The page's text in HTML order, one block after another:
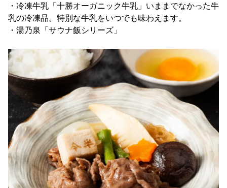
・冷凍牛乳「十勝オーガニック牛乳」いままでなかった牛
乳の冷凍品。特別な牛乳をいつでも味わえます。
・湯乃泉「サウナ飯シリーズ」